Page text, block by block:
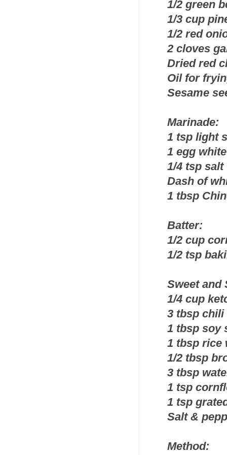
1/2 green
1/3 cup
1/2 red
2 cloves
Dried red
Oil for
Sesame
Marinade:
1 tsp light
1 egg
1/4 tsp salt
Dash of
1 tbsp
Batter:
1/2 cup
1/2 tsp
Sweet and
1/4 cup
3 tbsp chili
1 tbsp soy
1 tbsp rice
1/2 tbsp
3 tbsp
1 tsp
1 tsp
Salt &
Method: